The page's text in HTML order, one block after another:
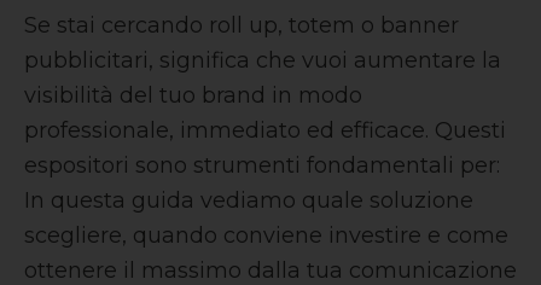
Se stai cercando roll up, totem o banner
pubblicitari, significa che vuoi aumentare la
visibilità del tuo brand in modo
professionale, immediato ed efficace. Questi
espositori sono strumenti fondamentali per:
In questa guida vediamo quale soluzione
scegliere, quando conviene investire e come
ottenere il massimo dalla tua comunicazione
e
punti
vendita.
Differenze
e
guida
alla
scelta